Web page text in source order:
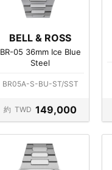
BELL & ROSS
BR-05 36mm Ice Blue
Steel
BR05A-S-BU-ST/SST
約 TWD 149,000